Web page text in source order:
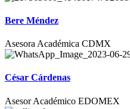
Bere Méndez
Asesora Académica CDMX
César Cárdenas
Asesor Académico EDOMEX